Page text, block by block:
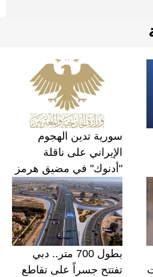
سورية تدين الهجوم
الإيراني على ناقلة
"أدنوك" في مضيق هرمز‏
بطول 700 متر.. دبي
تفتتح جسراً على تقاطع